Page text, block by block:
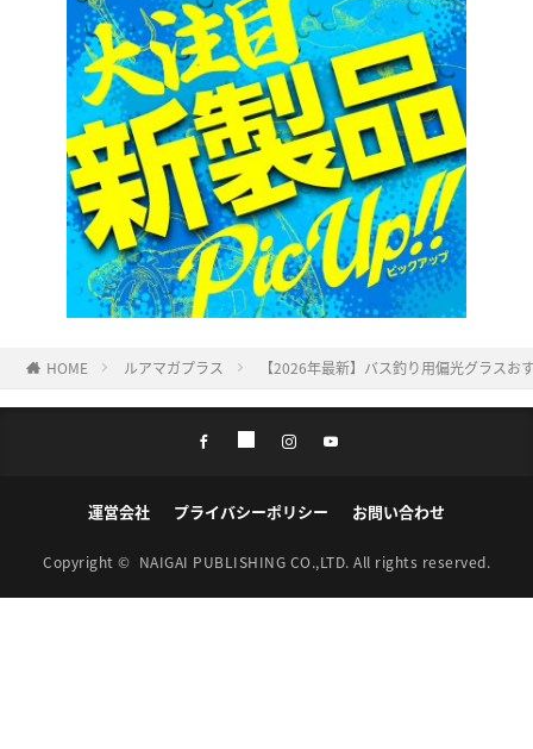
HOME ルアマガプラス 【2026年最新】バス釣り用偏光グラス
運営会社 プライバシーポリシー お問い合わせ
Copyright © NAIGAI PUBLISHING CO.,LTD. All rights reserved.